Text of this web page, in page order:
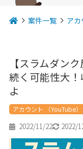
案件一覧 アカ
【スラムダン
続く可能性大
よ
アカウント （YouTube）
2022/11/22 2022/